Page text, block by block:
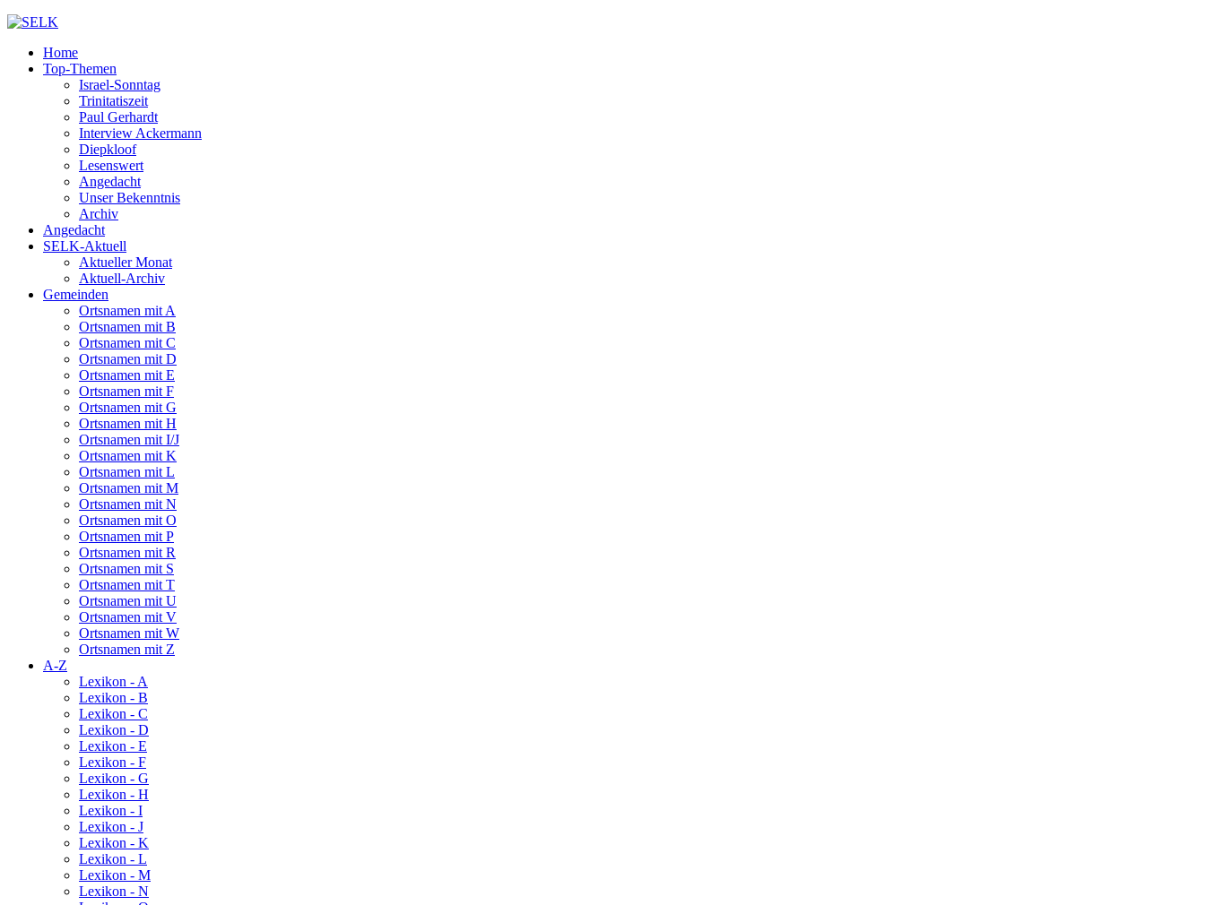
Home
Top-Themen
Israel-Sonntag
Trinitatiszeit
Paul Gerhardt
Interview Ackermann
Diepkloof
Lesenswert
Angedacht
Unser Bekenntnis
Archiv
Angedacht
SELK-Aktuell
Aktueller Monat
Aktuell-Archiv
Gemeinden
Ortsnamen mit A
Ortsnamen mit B
Ortsnamen mit C
Ortsnamen mit D
Ortsnamen mit E
Ortsnamen mit F
Ortsnamen mit G
Ortsnamen mit H
Ortsnamen mit I/J
Ortsnamen mit K
Ortsnamen mit L
Ortsnamen mit M
Ortsnamen mit N
Ortsnamen mit O
Ortsnamen mit P
Ortsnamen mit R
Ortsnamen mit S
Ortsnamen mit T
Ortsnamen mit U
Ortsnamen mit V
Ortsnamen mit W
Ortsnamen mit Z
A-Z
Lexikon - A
Lexikon - B
Lexikon - C
Lexikon - D
Lexikon - E
Lexikon - F
Lexikon - G
Lexikon - H
Lexikon - I
Lexikon - J
Lexikon - K
Lexikon - L
Lexikon - M
Lexikon - N